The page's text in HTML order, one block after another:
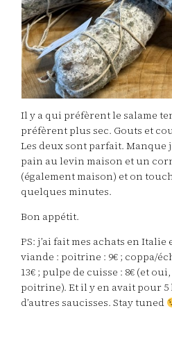
Il y a qui préfèrent le salame
préfèrent plus sec. Gouts et
Les deux sont parfait. Manque
pain au levin maison et un
(également maison) et on
quelques minutes.
Bon appétit.
PS: j’ai fait mes achats en Italie
viande : poitrine : 9€ ; coppa/
13€ ; pulpe de cuisse : 8€ (et
poitrine). Et il y en avait pour
d’autres saucisses. Stay tuned